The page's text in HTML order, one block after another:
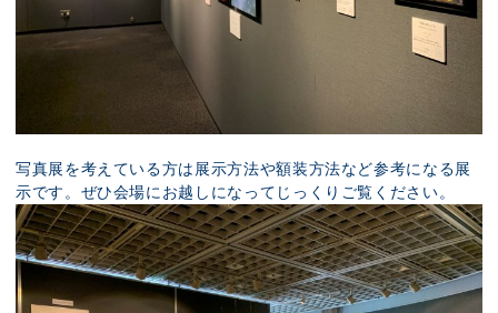
写真展を考えている方は展示方法や額装方法など参考になる展
示です。ぜひ会場にお越しになってじっくりご覧ください。